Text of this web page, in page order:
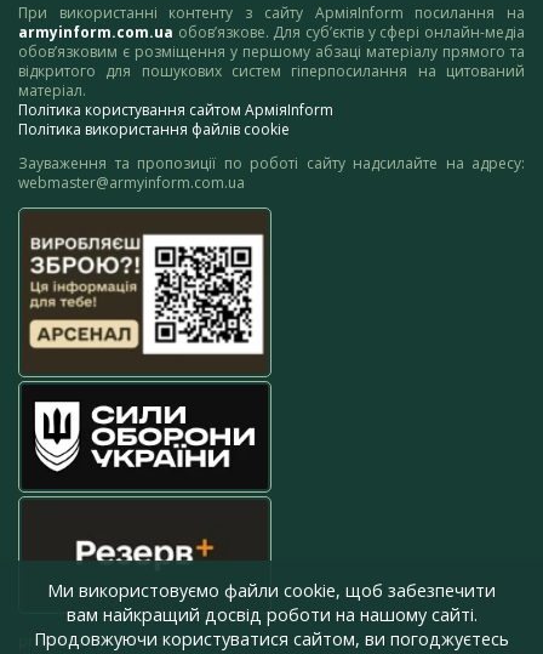
При використанні контенту з сайту АрміяInform посилання на
armyinform.com.ua обов’язкове. Для суб’єктів у сфері онлайн-медіа
обов’язковим є розміщення у першому абзаці матеріалу прямого та
відкритого для пошукових систем гіперпосилання на цитований
матеріал.
Політика користування сайтом АрміяInform
Політика використання файлів cookie
Зауваження та пропозиції по роботі сайту надсилайте на адресу:
webmaster@armyinform.com.ua
press@armyinform.com.ua
Ми використовуємо файли cookie, щоб забезпечити
вам найкращий досвід роботи на нашому сайті.
Продовжуючи користуватися сайтом, ви погоджуєтесь